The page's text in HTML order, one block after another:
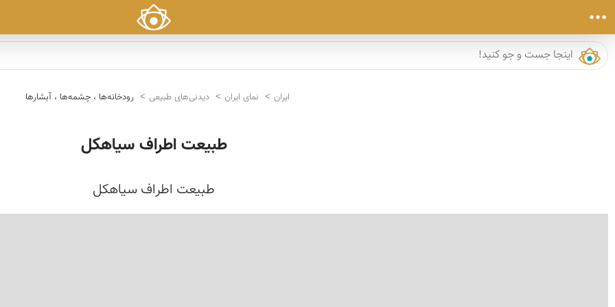
ایران نمای ایران دیدنی‌های طبیعی رودخانه‌ها ، چشمه‌ها ، آبشارها
طبیعت اطراف سیاهکل
طبیعت اطراف سیاهكل